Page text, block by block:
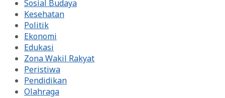
Sosial Budaya
Kesehatan
Politik
Ekonomi
Edukasi
Zona Wakil Rakyat
Peristiwa
Pendidikan
Olahraga